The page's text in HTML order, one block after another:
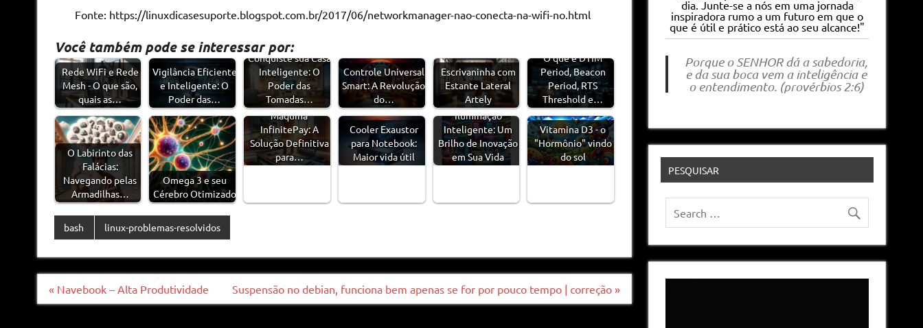
Fonte: https://linuxdicasesuporte.blogspot.com.br/2017/06/networkmanager-nao-conecta-na-wifi-no.html
Você também pode se interessar por:
Rede WiFi e Rede
Mesh - O que são,
quais as…
Vigilância Eficiente
e Inteligente: O
Poder das…
Conquiste sua Casa
Inteligente: O
Poder das
Tomadas…
Controle Universal
Smart: A Revolução
do…
Escrivaninha com
Estante Lateral
Artely
O que é DTIM
Period, Beacon
Period, RTS
Threshold e…
O Labirinto das
Falácias:
Navegando pelas
Armadilhas…
Omega 3 e seu
Cérebro Otimizado
Máquina
InfinitePay: A
Solução Definitiva
para…
Cooler Exaustor
para Notebook:
Maior vida útil
Iluminação
Inteligente: Um
Brilho de Inovação
em Sua Vida
Vitamina D3 - o
"Hormônio" vindo
do sol
bash linux-problemas-resolvidos
Navegação
Post
« Navebook – Alta Produtividade Suspensão no debian, funciona bem apenas se for por pouco tempo | correção »
dia. Junte-se a nós em uma jornada
inspiradora rumo a um futuro em que o
que é útil e prático está ao seu alcance!"
Porque o SENHOR dá a sabedoria,
e da sua boca vem a inteligência e
o entendimento. (provérbios 2:6)
PESQUISAR